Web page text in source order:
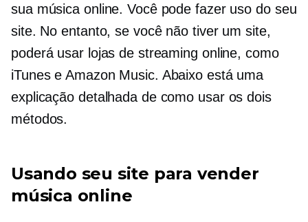
sua música online. Você pode fazer uso do seu
site. No entanto, se você não tiver um site,
poderá usar lojas de streaming online, como
iTunes e Amazon Music. Abaixo está uma
explicação detalhada de como usar os dois
métodos.
Usando seu site para vender
música online